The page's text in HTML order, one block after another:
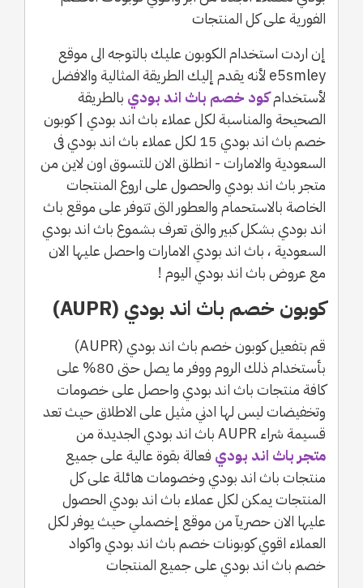
الفورية على كل المنتجات
إن اردت استخدام الكوبون عليك بالتوجه الى موقع
e5smley لأنه يقدم إليك الطريقة المثالية والافضل
لأستخدامكود خصم باث اند بودي بالطريقة
الصحيحة والمناسبة لكل عملاء باث اند بودي | كوبون
خصم باث اند بودي 15 لكل عملاء باث اند بودي فى
السعودية والامارات - انطلق الان للتسوق اون لاين من
متجر باث اند بودي والحصول على اروع المنتجات
الخاصة بالاستحمام والعطور التى تتوفر على موقع باث
اند بودي بشكل كبير والتى تعرف بشموع باث اند بودي
السعودية ، باث اند بودي الامارات واحصل عليها الان
مع عروض باث اند بودي اليوم !
كوبون خصم باث اند بودي (AUPR)
قم بتفعيل كوبون خصم باث اند بودي (AUPR)
بأستخدام ذلك الروم ووفر ما يصل حتى 80% على
كافة منتجات باث اند بودي واحصل على خصومات
وتخفيضات ليس لها ادني مثيل على الاطلاق حيث تعد
قسيمة شراء AUPR باث اند بودي الجديدة من
متجر باث اند بودي فعالة بقوة عالية على جميع
منتجات باث اند بودي وخصومات هائلة على كل
المنتجات يمكن لكل عملاء باث اند بودي الحصول
عليها الان حصريآ من موقع إخصملي حيث يوفر لكل
العملاء اقوي كوبونات خصم باث اند بودي واكواد
خصم باث اند بودي على جميع المنتجات